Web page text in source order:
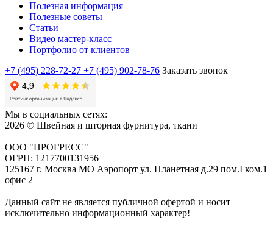
Полезная информация
Полезные советы
Статьи
Видео мастер-класс
Портфолио от клиентов
+7 (495) 228-72-27 +7 (495) 902-78-76 Заказать звонок
Мы в социальных сетях:
2026 © Швейная и шторная фурнитура, ткани
ООО "ПРОГРЕСС"
ОГРН: 1217700131956
125167 г. Москва МО Аэропорт ул. Планетная д.29 пом.I ком.1
офис 2
Данный сайт не является публичной офертой и носит
исключительно информационный характер!